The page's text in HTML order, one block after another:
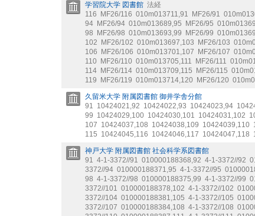
学習院大学 図書館 法経
116
MF26/116 010m013711,91 MF26/91
94 MF26/94 010m013689,95 MF26/95
98
MF26/98 010m013693,99 MF26/99
102
MF26/102 010m013697,103 MF26/103
106
MF26/106 010m013701,107 MF26/107
110
MF26/110 010m013705,111 MF26/111
114 MF26/114 010m013709,115 MF26/115
119
MF26/119 010m013714,120 MF26/120
久留米大学 附属図書館 御井学舎分館
91 10424021,92 10424022,93 10424023,94
99 10424029,100 10424030,101 10424031,102
107 10424037,108 10424038,109 10424039,110
115 10424045,116 10424046,117 10424047,118
神戸大学 附属図書館 社会科学系図書館
91 4-1-3372//91 010000188368,92 4-1-3372//92
3372//94 010000188371,95 4-1-3372//95
98 4-1-3372//98 010000188375,99 4-1-3372//99
3372//101 010000188378,102 4-1-3372//102
3372//104 010000188381,105 4-1-3372//105
3372//107 010000188384,108 4-1-3372//108